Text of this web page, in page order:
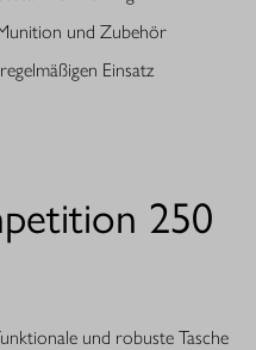
und Zubehör
Einsatz
250
und robuste Tasche